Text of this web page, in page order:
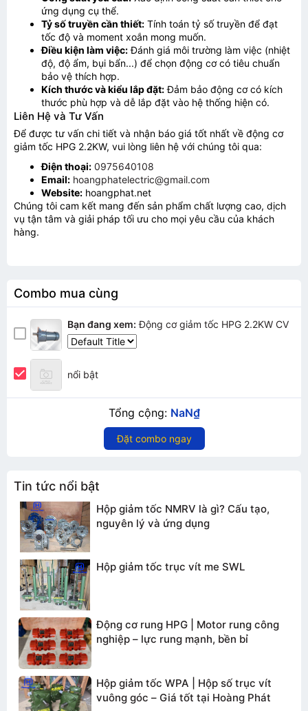
ứng dụng cụ thể.
Tỷ số truyền cần thiết: Tính toán tỷ số truyền để đạt
tốc độ và moment xoắn mong muốn.
Điều kiện làm việc:Đánh giá môi trường làm việc (nhiệt
độ, độ ẩm, bụi bẩn...) để chọn động cơ có tiêu chuẩn
bảo vệ thích hợp.
Kích thước và kiểu lắp đặt:Đảm bảo động cơ có kích
thước phù hợp và dễ lắp đặt vào hệ thống hiện có.
Liên Hệ và Tư Vấn
Để được tư vấn chi tiết và nhận báo giá tốt nhất về động cơ
giảm tốc HPG 2.2KW, vui lòng liên hệ với chúng tôi qua:
Điện thoại: 0975640108
Email: hoangphatelectric@gmail.com
Website: hoangphat.net
Chúng tôi cam kết mang đến sản phẩm chất lượng cao, dịch
vụ tận tâm và giải pháp tối ưu cho mọi yêu cầu của khách
hàng.
Combo mua cùng
Bạn đang xem: Động cơ giảm tốc HPG 2.2KW CV
nổi bật
Tổng cộng: NaN₫
Đặt combo ngay
Tin tức nổi bật
Hộp giảm tốc NMRV là gì? Cấu tạo,
nguyên lý và ứng dụng
Hộp giảm tốc trục vít me SWL
Động cơ rung HPG | Motor rung công
nghiệp – lực rung mạnh, bền bỉ
Hộp giảm tốc WPA | Hộp số trục vít
vuông góc – Giá tốt tại Hoàng Phát